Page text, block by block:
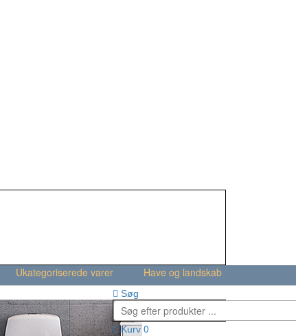
Ukategoriserede varer
Have og landskab
Søg
Kurv 0